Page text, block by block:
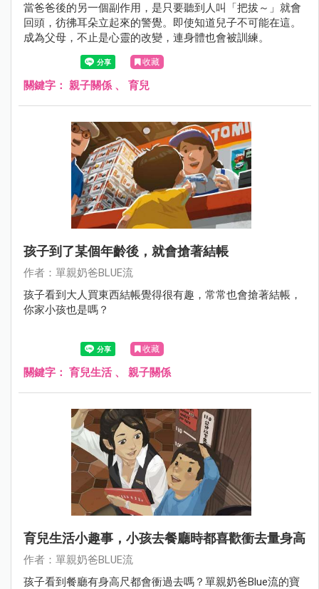
當爸爸後的另一個副作用，是只要聽到人叫「把拔～」就會
回頭，彷彿耳朵立起來的警覺。即使知道兒子不可能在這。
成為父母，不止是心靈的改變，連身體也會被訓練。
收藏
關鍵字： 親子關係 、 育兒
孩子到了某個年齡後，就會搶著結帳
作者：單親奶爸BLUE流
孩子看到大人買東西結帳覺得很有趣，常常也會搶著結帳，
你家小孩也是嗎？
收藏
關鍵字： 育兒生活、 親子關係
育兒生活小趣事，小孩去餐廳時都喜歡衝去量身高
作者：單親奶爸BLUE流
孩子看到餐廳有身高尺都會衝過去嗎？單親奶爸Blue流的寶